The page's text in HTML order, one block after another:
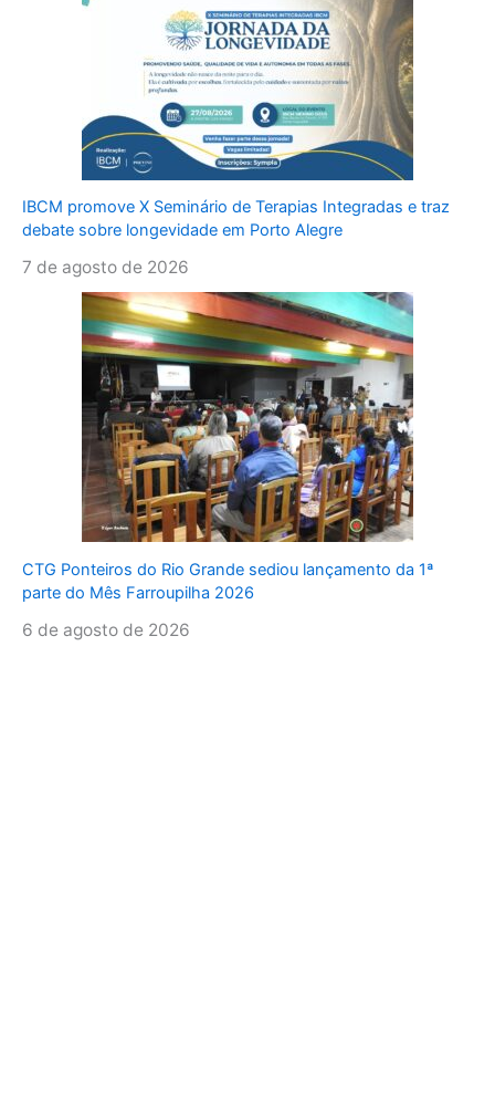
IBCM promove X Seminário de Terapias Integradas e traz
debate sobre longevidade em Porto Alegre
7 de agosto de 2026
CTG Ponteiros do Rio Grande sediou lançamento da 1ª
parte do Mês Farroupilha 2026
6 de agosto de 2026